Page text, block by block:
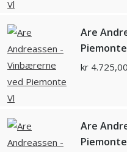
Are
kr 4.725,00
Are